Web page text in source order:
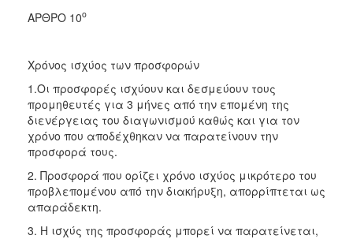
ΑΡΘΡΟ 10ο
Χρόνος ισχύος των προσφορών
1.Οι προσφορές ισχύουν και δεσμεύουν τους
προμηθευτές για 3 μήνες από την επομένη της
διενέργειας του διαγωνισμού καθώς και για τον
χρόνο που αποδέχθηκαν να παρατείνουν την
προσφορά τους.
2. Προσφορά που ορίζει χρόνο ισχύος μικρότερο του
προβλεπομένου από την διακήρυξη, απορρίπτεται ως
απαράδεκτη.
3. Η ισχύς της προσφοράς μπορεί να παρατείνεται,